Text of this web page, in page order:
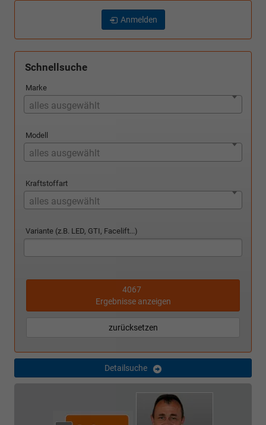
Anmelden
Schnellsuche
Marke
alles ausgewählt
Modell
alles ausgewählt
Kraftstoffart
alles ausgewählt
Variante (z.B. LED, GTI, Facelift...)
4067
Ergebnisse anzeigen
zurücksetzen
Detailsuche